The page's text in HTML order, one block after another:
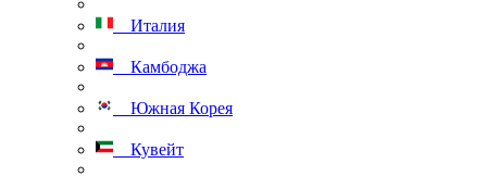
Италия
Камбоджа
Южная Корея
Кувейт